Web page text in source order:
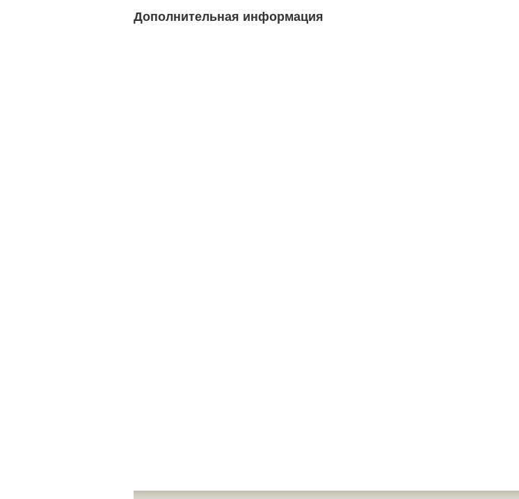
Дополнительная информация